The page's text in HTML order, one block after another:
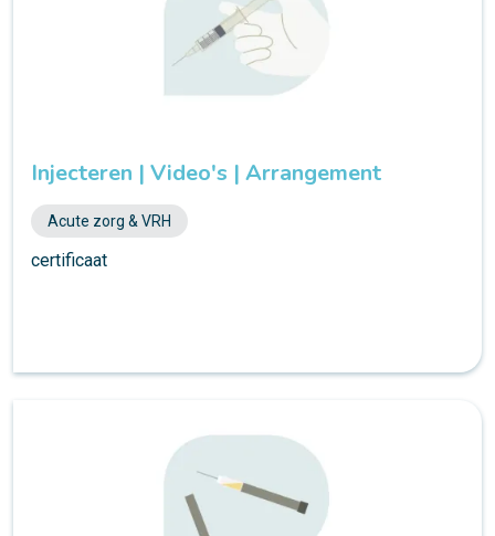
Injecteren | Video's | Arrangement
Acute zorg & VRH
certificaat